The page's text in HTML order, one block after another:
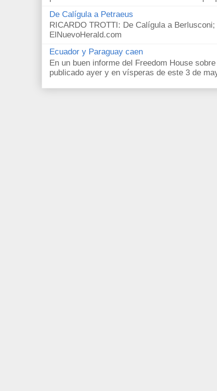
De Calígula a Petraeus
RICARDO TROTTI: De Calígula a
ElNuevoHerald.com
Ecuador y Paraguay caen
En un buen informe del Freedom House
publicado ayer y en vísperas de este 3 de